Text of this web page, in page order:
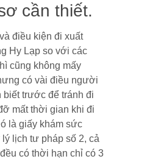
cần thiết.
điều kiện đi xuất
Hy Lạp so với các
cũng không mấy
có vài điều người
biết trước để tránh đi
mất thời gian khi đi
là giấy khám sức
lý lịch tư pháp số 2, cả
có thời hạn chỉ có 3